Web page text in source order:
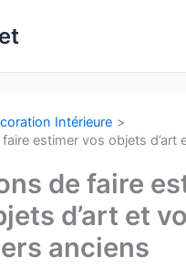
Intérieure
estimer vos objets d’art
de faire
d’art et
anciens